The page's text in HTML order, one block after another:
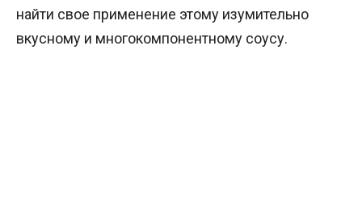
найти свое применение этому изумительно
вкусному и многокомпонентному соусу.